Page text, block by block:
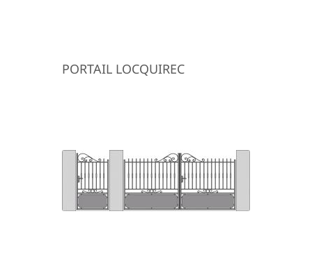
PORTAIL LOCQUIREC